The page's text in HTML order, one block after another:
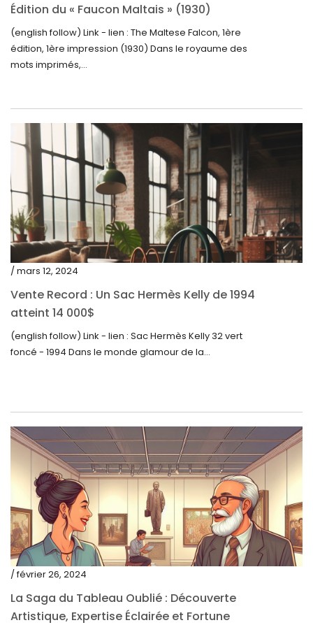
mars 2023
février 2023
janvier 2023
novembre 2022
octobre 2022
septembre 2022
août 2022
juillet 2022
juin 2022
mai 2022
avril 2022
mars 2022
février 2022
septembre 2021
août 2021
juillet 2021
juin 2021
mai 2021
avril 2021
mars 2021
janvier 2021
Édition du « Faucon Maltais » (1930)
(english follow) Link - lien : The Maltese Falcon, 1ère
édition, 1ère impression (1930) Dans le royaume des
mots imprimés,...
/ mars 12, 2024
Vente Record : Un Sac Hermès Kelly de 1994
atteint 14 000$
(english follow) Link - lien : Sac Hermès Kelly 32 vert
foncé - 1994 Dans le monde glamour de la...
/ février 26, 2024
La Saga du Tableau Oublié : Découverte
Artistique, Expertise Éclairée et Fortune